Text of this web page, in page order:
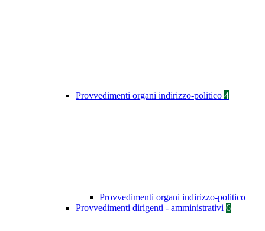
Provvedimenti organi indirizzo-politico 4
Provvedimenti organi indirizzo-politico
Provvedimenti dirigenti - amministrativi 6